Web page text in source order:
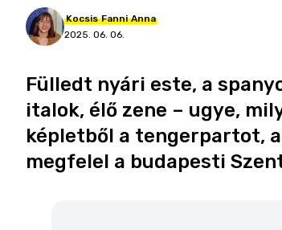
Kocsis Fanni Anna
2025. 06. 06.
Fülledt nyári este, a
italok, élő zene – ugye,
képletből a tengerpartot,
megfelel a budapesti